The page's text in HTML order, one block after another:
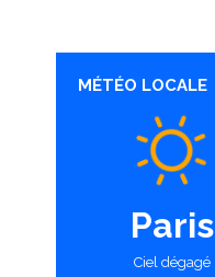
MÉTÉO LOCALE
Paris
Ciel dégagé